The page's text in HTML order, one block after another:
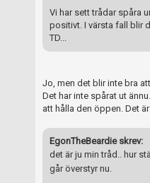
Vi har sett trådar spåra
positivt. I värsta fall blir
TD...
Jo, men det blir inte bra
Det har inte spårat ut
att hålla den öppen. Det
EgonTheBeardie skrev:
det är ju min tråd.. hur
går överstyr nu.